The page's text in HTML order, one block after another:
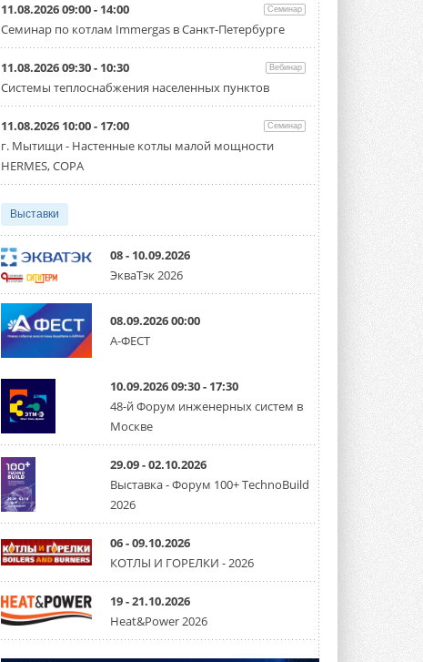
11.08.2026 09:00 - 14:00 Семинар
Семинар по котлам Immergas в Санкт-Петербурге
11.08.2026 09:30 - 10:30 Вебинар
Системы теплоснабжения населенных пунктов
11.08.2026 10:00 - 17:00 Семинар
г. Мытищи - Настенные котлы малой мощности
HERMES, COPA
Выставки
08 - 10.09.2026
ЭкваТэк 2026
08.09.2026 00:00
А-ФЕСТ
10.09.2026 09:30 - 17:30
48-й Форум инженерных систем в
Москве
29.09 - 02.10.2026
Выставка - Форум 100+ TechnoBuild
2026
06 - 09.10.2026
КОТЛЫ И ГОРЕЛКИ - 2026
19 - 21.10.2026
Heat&Power 2026